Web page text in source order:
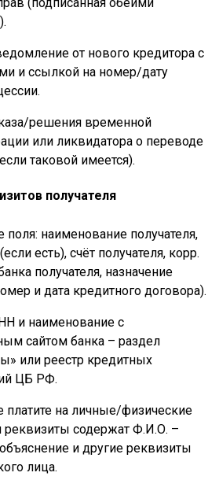
от нового кредитора с
и ссылкой на номер/дату
решения временной
или ликвидатора о переводе
таковой имеется).
получателя
наименование получателя,
есть), счёт получателя, корр.
получателя, назначение
и дата кредитного договора).
и наименование с
сайтом банка – раздел
или реестр кредитных
ЦБ РФ.
платите на личные/физические
реквизиты содержат Ф.И.О. –
и другие реквизиты
лица.